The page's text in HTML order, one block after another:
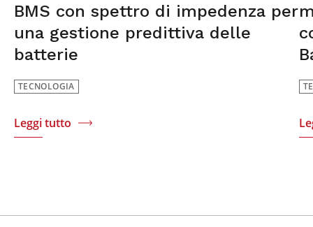
BMS con spettro di impedenza per
una gestione predittiva delle
batterie
TECNOLOGIA
Leggi tutto